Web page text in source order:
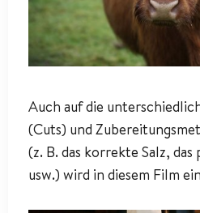
Auch auf die
(Cuts) und
(z. B. das korrekte Salz,
usw.) wird in diesem Film